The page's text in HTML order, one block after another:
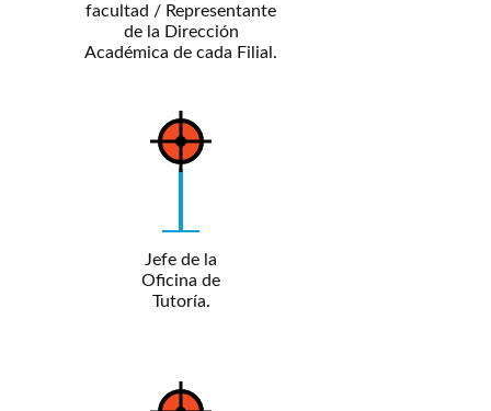
facultad / Representante
de la Dirección
Académica de cada Filial.
Jefe de la
Oficina de
Tutoría.